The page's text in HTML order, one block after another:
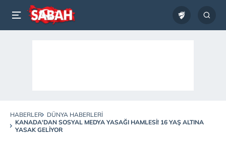
HABERLER
DÜNYA HABERLERI
KANADA'DAN SOSYAL MEDYA YASAĞI HAMLESI! 16 YAŞ ALTINA
YASAK GELIYOR